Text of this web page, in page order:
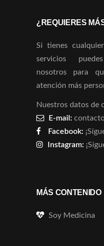
¿REQUIERES
Si tienes
servicios
nosotros para
atención más
Nuestros datos de
E-mail:
Facebook:
Instagram:
MÁS CONTENIDO
Soy Medicina